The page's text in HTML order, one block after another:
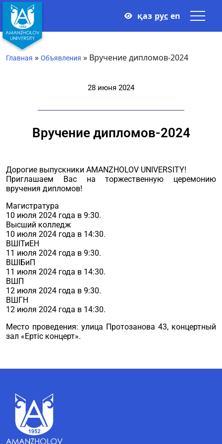
қаз рус en
Главная » Объявления » Вручение дипломов-2024
28 июня 2024
Вручение дипломов-2024
Дорогие выпускники AMANZHOLOV UNIVERSITY!
Приглашаем Вас на торжественную церемонию
вручения дипломов!
Магистратура
10 июля 2024 года в 9:30.
Высший колледж
10 июля 2024 года в 14:30.
ВШІТиЕН
11 июля 2024 года в 9:30.
ВШІБиП
11 июля 2024 года в 14:30.
ВШП
12 июля 2024 года в 9:30.
ВШГН
12 июля 2024 года в 14:30.
Место проведения: улица Протозанова 43, концертный
зал «Ертіс концерт».